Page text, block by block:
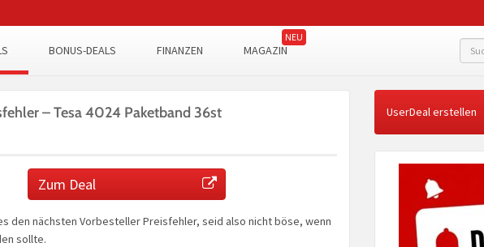
BONUS-DEALS FINANZEN MAGAZIN
– Tesa 4024 Paketband 36st
Zum Deal
den nächsten Vorbesteller Preisfehler, seid also nicht böse, wenn
sollte.
UserDeal erstellen